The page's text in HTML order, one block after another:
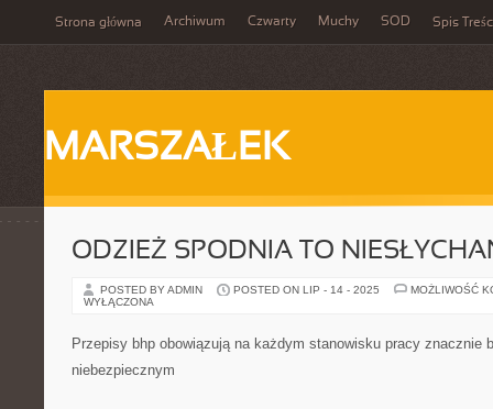
Strona główna Archiwum Czwarty Muchy SOD Spis
MARSZAŁEK
ODZIEŻ SPODNIA TO
POSTED BY ADMIN POSTED ON LIP - 14 - 2025
MOŻLIWOŚĆ
WYŁĄCZONA
Przepisy bhp obowiązują na każdym stanowisku pracy znacznie
niebezpiecznym